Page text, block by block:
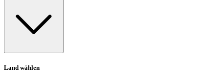
Land wählen